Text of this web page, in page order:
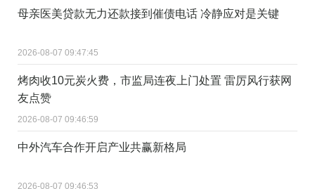
母亲医美贷款无力还款接到催债电话 冷静应对是关键
2026-08-07 09:47:45
烤肉收10元炭火费，市监局连夜上门处置 雷厉风行获网
友点赞
2026-08-07 09:46:59
中外汽车合作开启产业共赢新格局
2026-08-07 09:46:53